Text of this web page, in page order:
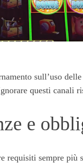
sull’uso
questi canali
e
requisiti sempre